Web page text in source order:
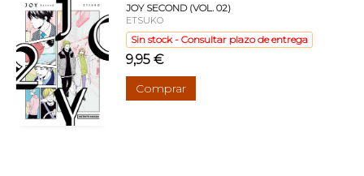
JOY SECOND (VOL. 02)
ETSUKO
Sin stock - Consultar plazo de entrega
9,95 €
Comprar